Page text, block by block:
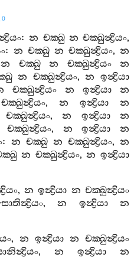
:න චක‍්ඛු න චක‍්ඛුන්‍ද්‍රියං,
: න චක‍්ඛු න චක‍්ඛුන්‍ද්‍රියං, න
න චක‍්ඛු න චක‍්ඛුන්‍ද්‍රියං
න
න චක‍්ඛුන්‍ද්‍රියං,න ඉන්‍ද්‍රියා
චක‍්ඛුන්‍ද්‍රියං න ඉන්‍ද්‍රියා
න
චක‍්ඛුන්‍ද්‍රියං,න ඉන්‍ද්‍රියා
න
චක‍්ඛුන්‍ද්‍රියං,න ඉන්‍ද්‍රියා
න
චක‍්ඛුන්‍ද්‍රියං, න ඉන්‍ද්‍රියා
න
: න චක‍්ඛු න චක‍්ඛුන්‍ද්‍රියං, න
න චක‍්ඛුන්‍ද්‍රියං,න ඉන්‍ද්‍රියා
,න ඉන්‍ද්‍රියා න චක‍්ඛුන්‍ද්‍රියං
,න ඉන්‍ද්‍රියා
න
,න ඉන්‍ද්‍රියා න චක‍්ඛුන්‍ද්‍රියං
, න ඉන්‍ද්‍රියා
න